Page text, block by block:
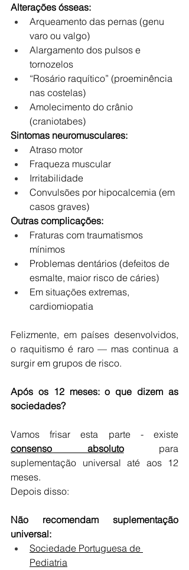
Alterações ósseas:
Arqueamento das pernas (genu
varo ou valgo)
Alargamento dos pulsos e
tornozelos
“Rosário raquítico” (proeminência
nas costelas)
Amolecimento do crânio
(craniotabes)
Sintomas neuromusculares:
Atraso motor
Fraqueza muscular
Irritabilidade
Convulsões por hipocalcemia (em
casos graves)
Outras complicações:
Fraturas com traumatismos
mínimos
Problemas dentários (defeitos de
esmalte, maior risco de cáries)
Em situações extremas,
cardiomiopatia
Felizmente, em países desenvolvidos,
o raquitismo é raro — mas continua a
surgir em grupos de risco.
Após os 12 meses: o que dizem as
sociedades?
consenso absoluto para
suplementação universal até aos 12
meses.
Depois disso:
Não recomendam suplementação
universal:
Sociedade Portuguesa de
Pediatria